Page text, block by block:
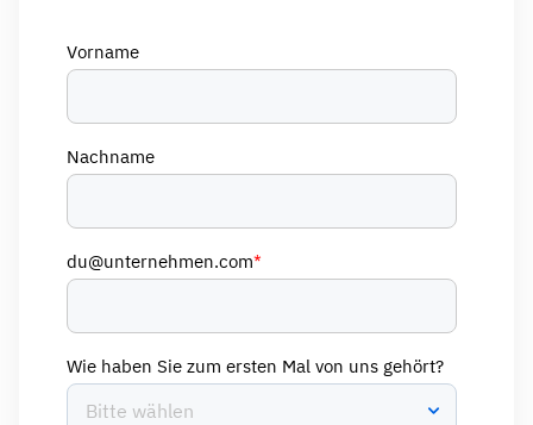
Vorname
Nachname
du@unternehmen.com*
Wie haben Sie zum ersten Mal von uns gehört?